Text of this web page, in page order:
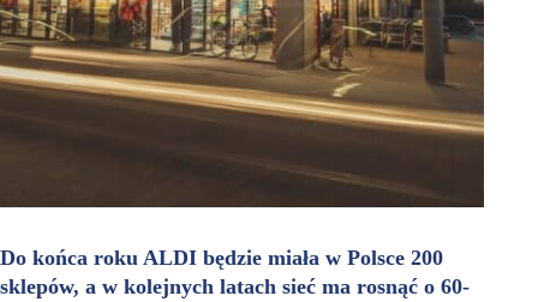
Do końca roku ALDI będzie miała w Polsce 200
sklepów, a w kolejnych latach sieć ma rosnąć o 60-